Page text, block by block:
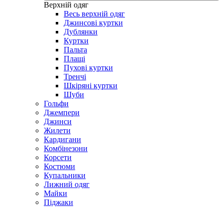
Верхній одяг
Весь верхній одяг
Джинсові куртки
Дублянки
Куртки
Пальта
Плащі
Пухові куртки
Тренчі
Шкіряні куртки
Шуби
Гольфи
Джемпери
Джинси
Жилети
Кардигани
Комбінезони
Корсети
Костюми
Купальники
Лижний одяг
Майки
Піджаки